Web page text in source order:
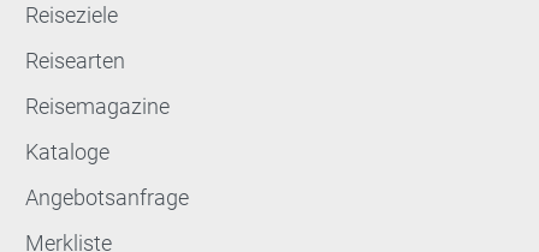
Reiseziele
Reisearten
Reisemagazine
Kataloge
Angebotsanfrage
Merkliste